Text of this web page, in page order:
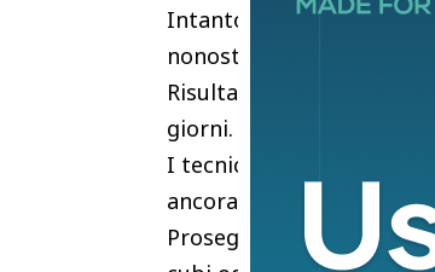
Intanto oggi siamo
nonostante l’acqua sia
Risultano ancora 172
giorni.
I tecnici di Enel al lavoro
ancora presente in
Proseguono senza sosta